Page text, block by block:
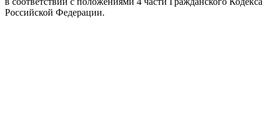
Российской Федерации.